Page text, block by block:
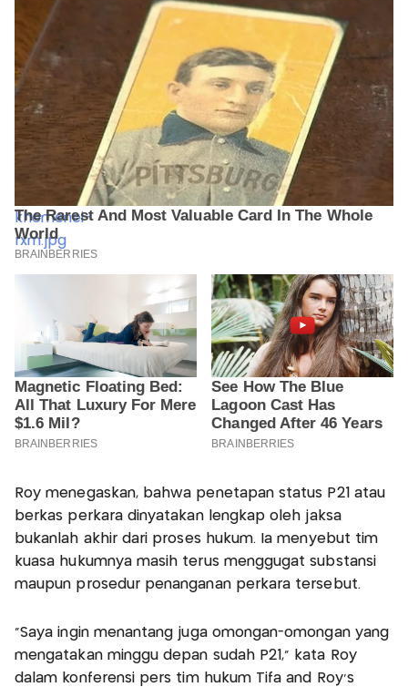
Roy menegaskan, bahwa penetapan status P21 atau
berkas perkara dinyatakan lengkap oleh jaksa
bukanlah akhir dari proses hukum. Ia menyebut tim
kuasa hukumnya masih terus menggugat substansi
maupun prosedur penanganan perkara tersebut.
"Saya ingin menantang juga omongan-omongan yang
mengatakan minggu depan sudah P21," kata Roy
dalam konferensi pers tim hukum Tifa and Roy's